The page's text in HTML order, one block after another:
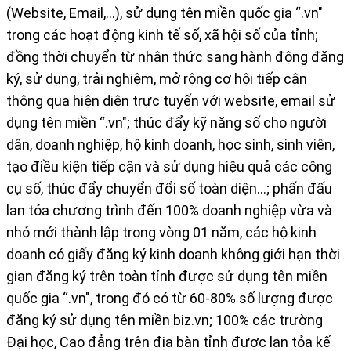
(Website, Email,…), sử dụng tên miền quốc gia “.vn"
trong các hoạt động kinh tế số, xã hội số của tỉnh;
đồng thời chuyển từ nhận thức sang hành động đăng
ký, sử dụng, trải nghiệm, mở rộng cơ hội tiếp cận
thông qua hiện diện trực tuyến với website, email sử
dụng tên miền “.vn"; thúc đẩy kỹ năng số cho người
dân, doanh nghiệp, hộ kinh doanh, học sinh, sinh viên,
tạo điều kiện tiếp cận và sử dụng hiệu quả các công
cụ số, thúc đẩy chuyển đổi số toàn diện…; phấn đấu
lan tỏa chương trình đến 100% doanh nghiệp vừa và
nhỏ mới thành lập trong vòng 01 năm, các hộ kinh
doanh có giấy đăng ký kinh doanh không giới hạn thời
gian đăng ký trên toàn tỉnh được sử dụng tên miền
quốc gia “.vn", trong đó có từ 60-80% số lượng được
đăng ký sử dụng tên miền biz.vn; 100% các trường
Đại học, Cao đẳng trên địa bàn tỉnh được lan tỏa kế